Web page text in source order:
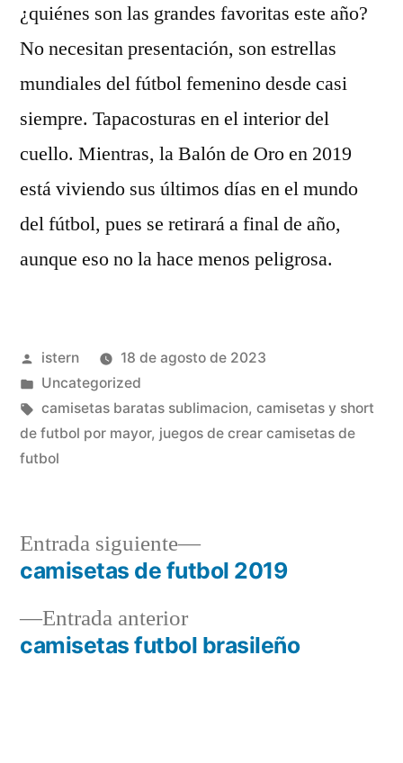
¿quiénes son las grandes favoritas este año?
No necesitan presentación, son estrellas
mundiales del fútbol femenino desde casi
siempre. Tapacosturas en el interior del
cuello. Mientras, la Balón de Oro en 2019
está viviendo sus últimos días en el mundo
del fútbol, pues se retirará a final de año,
aunque eso no la hace menos peligrosa.
Publicado
por
istern
18 de agosto de 2023
Publicado
en
Uncategorized
Etiquetas:
camisetas baratas sublimacion, camisetas y short
de futbol por mayor, juegos de crear camisetas de
futbol
Navegación
deEntrada anteriorEntrada
anterior:
camisetas futbol brasileño
Entrada siguiente
Entrada
siguiente:
camisetas de futbol 2019